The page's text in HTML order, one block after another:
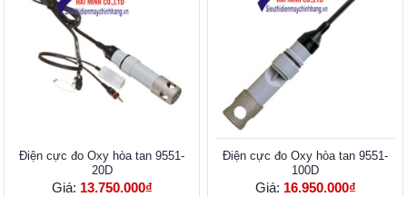
Điện cực đo Oxy hòa tan 9551-
20D
Giá: 13.750.000₫
Điện cực đo Oxy hòa tan 9551-
100D
Giá: 16.950.000₫